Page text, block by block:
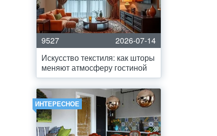
9527
2026-07-14
Искусство текстиля: как шторы
меняют атмосферу гостиной
ИНТЕРЕСНОЕ